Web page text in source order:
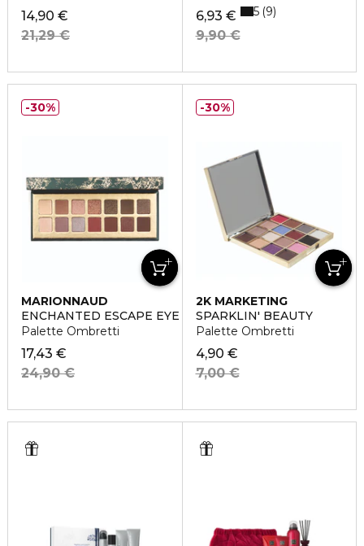
14,90 €
21,29 €
6,93 €
9,90 €
5 9
MARIONNAUD
ENCHANTED ESCAPE EYE PALETTE
Palette Ombretti
17,43 €
24,90 €
30%
2K MARKETING
SPARKLIN' BEAUTY
Palette Ombretti
4,90 €
7,00 €
30%